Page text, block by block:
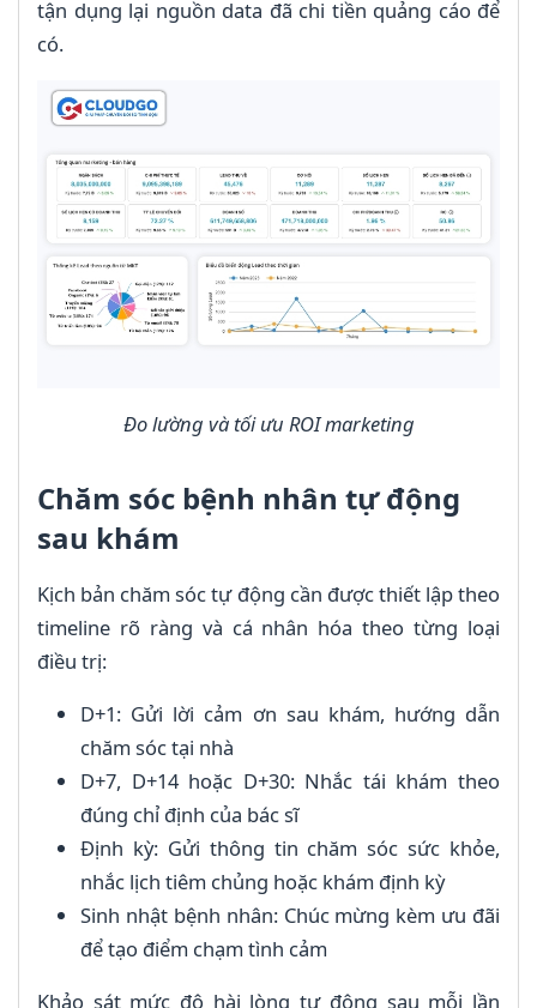
tận dụng lại nguồn data đã chi tiền quảng cáo để
có.
Đo lường và tối ưu ROI marketing
Chăm sóc bệnh nhân tự động
sau khám
Kịch bản chăm sóc tự động cần được thiết lập theo
timeline rõ ràng và cá nhân hóa theo từng loại
điều trị:
D+1: Gửi lời cảm ơn sau khám, hướng dẫn
chăm sóc tại nhà
D+7, D+14 hoặc D+30: Nhắc tái khám theo
đúng chỉ định của bác sĩ
Định kỳ: Gửi thông tin chăm sóc sức khỏe,
nhắc lịch tiêm chủng hoặc khám định kỳ
Sinh nhật bệnh nhân: Chúc mừng kèm ưu đãi
để tạo điểm chạm tình cảm
Khảo sát mức độ hài lòng tự động sau mỗi lần